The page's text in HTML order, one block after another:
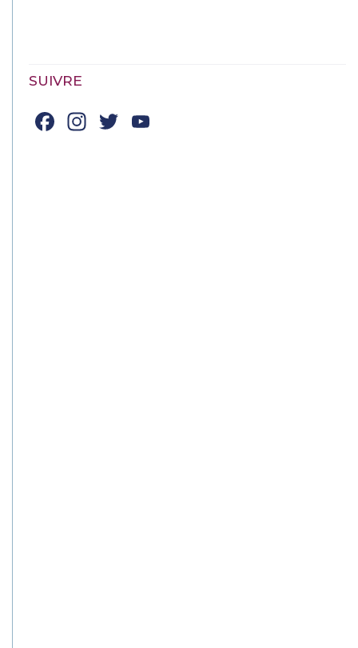
SUIVRE
Facebook
Instagram
Twitter